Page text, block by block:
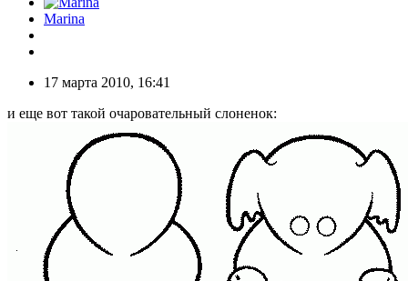
Marina
17 марта 2010, 16:41
и еще вот такой очаровательный слоненок: